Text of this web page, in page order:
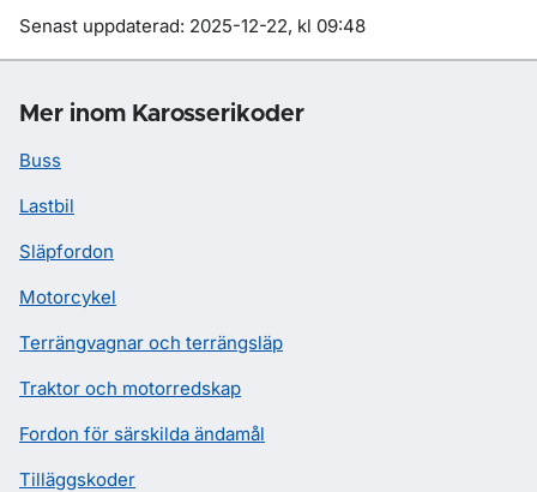
Om sidan
Senast uppdaterad: 2025-12-22, kl 09:48
Mer inom Karosserikoder
Buss
Lastbil
Släpfordon
Motorcykel
Terrängvagnar och terrängsläp
Traktor och motorredskap
Fordon för särskilda ändamål
Tilläggskoder